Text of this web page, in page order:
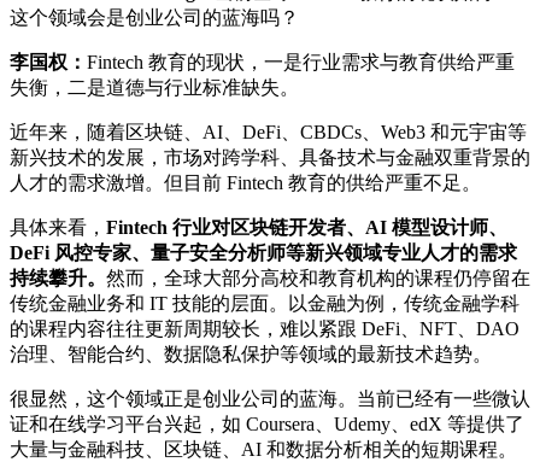
这个领域会是创业公司的蓝海吗？
李国权： Fintech 教育的现状，一是行业需求与教育供给严重
失衡，二是道德与行业标准缺失。
近年来，随着区块链、AI、DeFi、CBDCs、Web3 和元宇宙等
新兴技术的发展，市场对跨学科、具备技术与金融双重背景的
人才的需求激增。但目前 Fintech 教育的供给严重不足。
具体来看， Fintech 行业对区块链开发者、AI 模型设计师、
DeFi 风控专家、量子安全分析师等新兴领域专业人才的需求
持续攀升。 然而，全球大部分高校和教育机构的课程仍停留在
传统金融业务和 IT 技能的层面。以金融为例，传统金融学科
的课程内容往往更新周期较长，难以紧跟 DeFi、NFT、DAO
治理、智能合约、数据隐私保护等领域的最新技术趋势。
很显然，这个领域正是创业公司的蓝海。当前已经有一些微认
证和在线学习平台兴起，如 Coursera、Udemy、edX 等提供了
大量与金融科技、区块链、AI 和数据分析相关的短期课程。